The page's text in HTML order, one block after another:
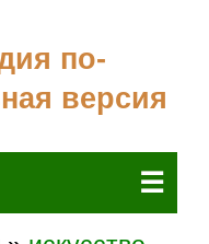
по-
версия
☰